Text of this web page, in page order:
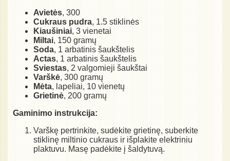
Avietės, 300
Cukraus pudra, 1.5 stiklinės
Kiaušiniai, 3 vienetai
Miltai, 150 gramų
Soda, 1 arbatinis šaukštelis
Actas, 1 arbatinis šaukštelis
Sviestas, 2 valgomieji šaukštai
Varškė, 300 gramų
Mėta, lapeliai, 10 vienetų
Grietinė, 200 gramų
Gaminimo instrukcija:
Varškę pertrinkite, sudėkite grietinę, suberkite
stiklinę miltinio cukraus ir išplakite elektriniu
plaktuvu. Masę padėkite į šaldytuvą.